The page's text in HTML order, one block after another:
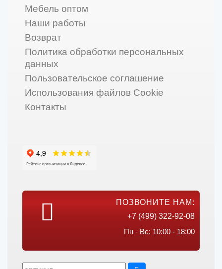
Мебель оптом
Наши работы
Возврат
Политика обработки персональных
данных
Пользовательское соглашение
Использования файлов Cookie
Контакты
ПОЗВОНИТЕ НАМ:
+7 (499) 322-92-08
Пн - Вс: 10:00 - 18:00